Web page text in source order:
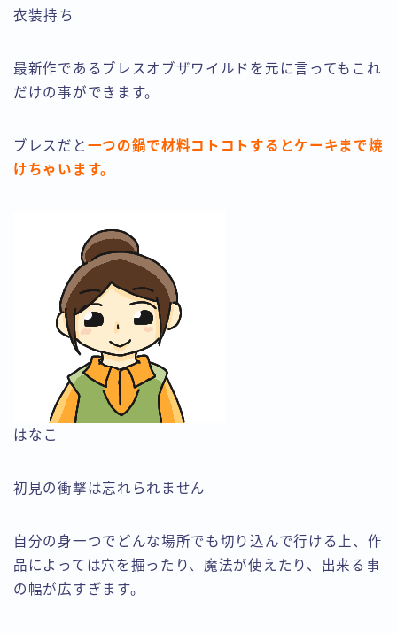
衣装持ち
最新作であるブレスオブザワイルドを元に言ってもこれ
だけの事ができます。
ブレスだと 一つの鍋で材料コトコトするとケーキまで焼
けちゃいます。
はなこ
初見の衝撃は忘れられません
自分の身一つでどんな場所でも切り込んで行ける上、作
品によっては穴を掘ったり、魔法が使えたり、出来る事
の幅が広すぎます。